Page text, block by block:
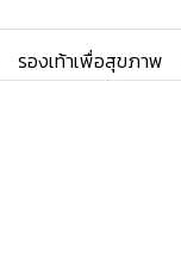
รองเท้าเพื่อสุขภาพ